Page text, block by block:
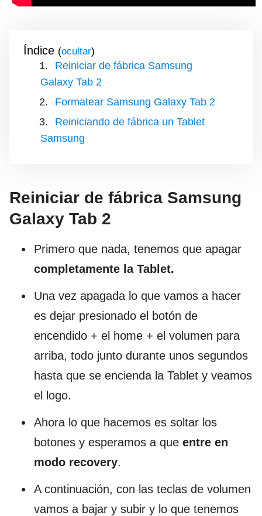
Índice ( )
Reiniciar de fábrica Samsung
Galaxy Tab 2
Formatear Samsung Galaxy Tab 2
Reiniciando de fábrica un Tablet
Samsung
Reiniciar de fábrica Samsung
Galaxy Tab 2
Primero que nada, tenemos que apagar
completamente la Tablet.
Una vez apagada lo que vamos a hacer
es dejar presionado el botón de
encendido + el home + el volumen para
arriba, todo junto durante unos segundos
hasta que se encienda la Tablet y veamos
el logo.
Ahora lo que hacemos es soltar los
botones y esperamos a que entre en
modo recovery.
A continuación, con las teclas de volumen
vamos a bajar y subir y lo que tenemos